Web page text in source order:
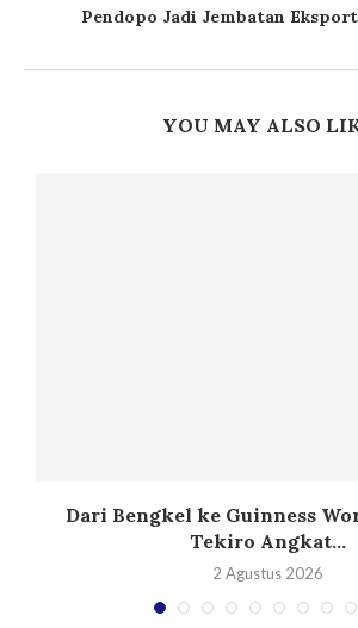
Pendopo Jadi Jembatan
YOU MAY ALSO
Dari Bengkel ke Guinness
Tekiro Angkat...
2 Agustus 2026